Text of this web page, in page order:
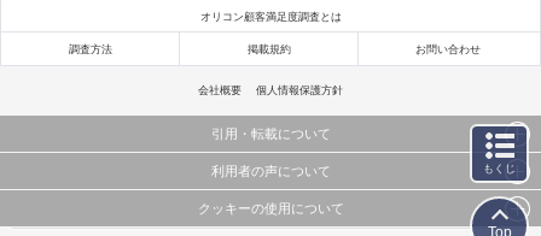
オリコン顧客満足度調査とは
調査方法 掲載規約 お問い合わせ
会社概要 個人情報保護方針
引用・転載について
当サイトで公開されている情報（文字、写真、イラスト、画像データ等）及びこれらの配置・
これらの情報を権利者の許可なく無断転載・複製などの二次利用を行うことは固く禁じており
利用者の声について
当サイトに掲載している内容はすべてサービスの利用者が提出された見解・感想です。
クッキーの使用について
もくじ
Top